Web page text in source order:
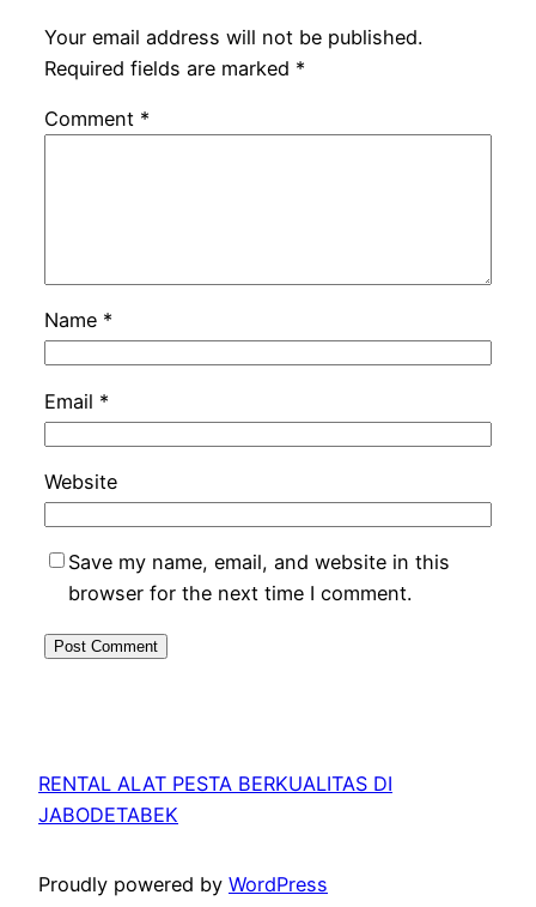
Your email address will not be published.
Required fields are marked *
Comment *
Name *
Email *
Website
Save my name, email, and website in this
browser for the next time I comment.
RENTAL ALAT PESTA BERKUALITAS DI
JABODETABEK
Proudly powered by WordPress